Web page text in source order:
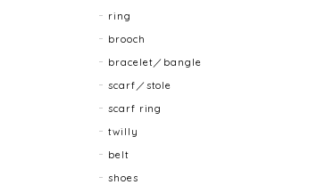
ring
brooch
bracelet／bangle
scarf／stole
scarf ring
twilly
belt
shoes